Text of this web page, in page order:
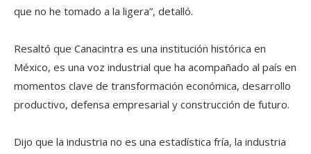
que no he tomado a la ligera”, detalló.
Resaltó que Canacintra es una institución histórica en
México, es una voz industrial que ha acompañado al país en
momentos clave de transformación económica, desarrollo
productivo, defensa empresarial y construcción de futuro.
Dijo que la industria no es una estadística fría, la industria